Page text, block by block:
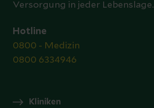
Versorgung in jeder Lebenslage.
Hotline
0800 - Medizin
0800 6334946
Kliniken